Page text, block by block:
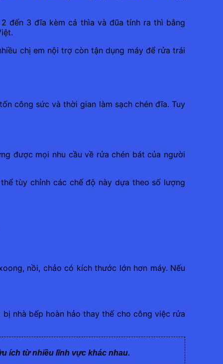
đến 3 đĩa kèm cả thìa và đũa tính ra thì bằng
chị em nội trợ còn tận dụng máy để rửa trái
công sức và thời gian làm sạch chén đĩa. Tuy
được mọi nhu cầu về rửa chén bát của người
tùy chỉnh các chế độ này dựa theo số lượng
nồi, chảo có kích thước lớn hơn máy. Nếu
nhà bếp hoàn hảo thay thế cho công việc rửa
ích từ nhiều lĩnh vực khác nhau.